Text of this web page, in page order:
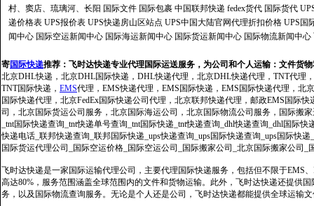
村、窦店、琉璃河、长阳 国际文件 国际包裹 中国联邦快递 fedex货代 国际货代
递价格表 UPS报价表 UPS快递房山区站点 UPS中国大陆官网代理折扣价格 UPS国
闻中心 国际空运新闻中心 国际海运新闻中心 国际货运新闻中心 国际物流新闻中心
寄国际快递推荐： 飞时达快递专业代理国际运送服务，为公司和个人运输：文件货
北京DHL快递，北京DHL国际快递，DHL快递代理，北京DHL快递代理，TNT代理
TNT国际快递， EMS代理，EMS快递代理，EMS国际快递，EMS国际快递代理，北
国际快递代理，北京FedEx国际快递公司代理，北京联邦快递代理，邮政EMS国际
司，北京国际货运公司服务，北京国际海运公司，北京国际物流公司服务，国际搬
_tnt国际快递查询_tnt快递单号查询_tnt国际快递_tnt快递查询_dhl快递查询_dhl国际
快递电话_联邦快递查询_联邦国际快递_ups快递查询_ups国际快递查询_ups国际快
国际货运代理公司_国际空运价格_国际空运公司_国际搬家公司_北京国际搬家公司_
飞时达快递是一家国际运输代理公司，主要代理国际快递服务，包括但不限于EMS
高达80%，服务范围涵盖全球范围内的文件和货物运输。此外，飞时达快递还提供
务，以及国际物流查询服务。无论是个人还是公司，飞时达快递都能提供全球运输